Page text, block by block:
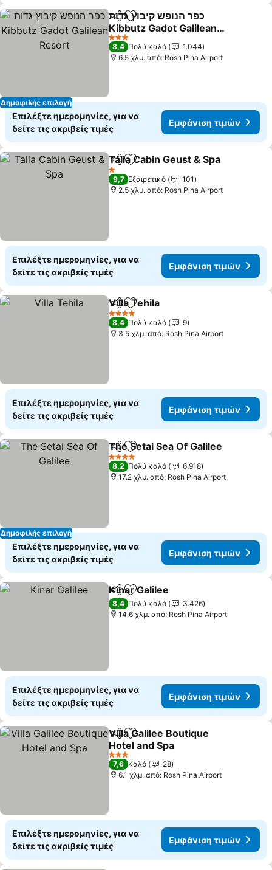
Δημοφιλής επιλογή
Κοινοποίηση
Προσθήκη στα αγαπημένα
כפר הנופש קיבוץ גדות
Kibbutz Gadot Galilean
Resort
Εμφάνιση τιμών
3 Αστέρια
8,4 Πολύ καλό
1.044
6.5 χλμ. από: Rosh Pina Airport
Επιλέξτε ημερομηνίες, για να
δείτε τις ακριβείς τιμές
Εμφάνιση τιμών
Κοινοποίηση
Προσθήκη στα αγαπημένα
Talia Cabin Geust & Spa
1 Αστέρια
9,7 Εξαιρετικό
101
2.5 χλμ. από: Rosh Pina Airport
Επιλέξτε ημερομηνίες, για να
δείτε τις ακριβείς τιμές
Εμφάνιση τιμών
Κοινοποίηση
Προσθήκη στα αγαπημένα
Villa Tehila
4 Αστέρια
8,4 Πολύ καλό
9
3.5 χλμ. από: Rosh Pina Airport
Επιλέξτε ημερομηνίες, για να
δείτε τις ακριβείς τιμές
Εμφάνιση τιμών
Δημοφιλής επιλογή
Κοινοποίηση
Προσθήκη στα αγαπημένα
The Setai Sea Of Galilee
4 Αστέρια
8,2 Πολύ καλό
6.918
17.2 χλμ. από: Rosh Pina Airport
Επιλέξτε ημερομηνίες, για να
δείτε τις ακριβείς τιμές
Εμφάνιση τιμών
Κοινοποίηση
Προσθήκη στα αγαπημένα
Kinar Galilee
8,4 Πολύ καλό
3.426
14.6 χλμ. από: Rosh Pina Airport
Επιλέξτε ημερομηνίες, για να
δείτε τις ακριβείς τιμές
Εμφάνιση τιμών
Κοινοποίηση
Προσθήκη στα αγαπημένα
Villa Galilee Boutique
Hotel and Spa
Εμφάνιση τιμών
3 Αστέρια
7,6 Καλό
28
6.1 χλμ. από: Rosh Pina Airport
Επιλέξτε ημερομηνίες, για να
δείτε τις ακριβείς τιμές
Εμφάνιση τιμών